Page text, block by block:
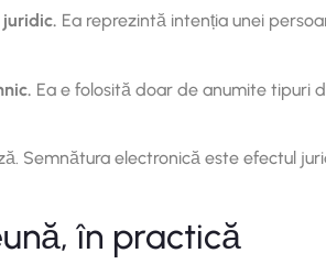
Ea reprezintă intenția unei
Ea e folosită doar de anumite tipuri
Semnătura electronică este efectul
în practică